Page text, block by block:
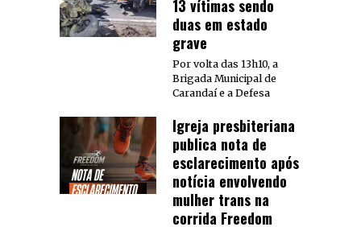
13 vítimas sendo
duas em estado
grave
Por volta das 13h10, a
Brigada Municipal de
Carandaí e a Defesa
Igreja presbiteriana
publica nota de
esclarecimento após
notícia envolvendo
mulher trans na
corrida Freedom